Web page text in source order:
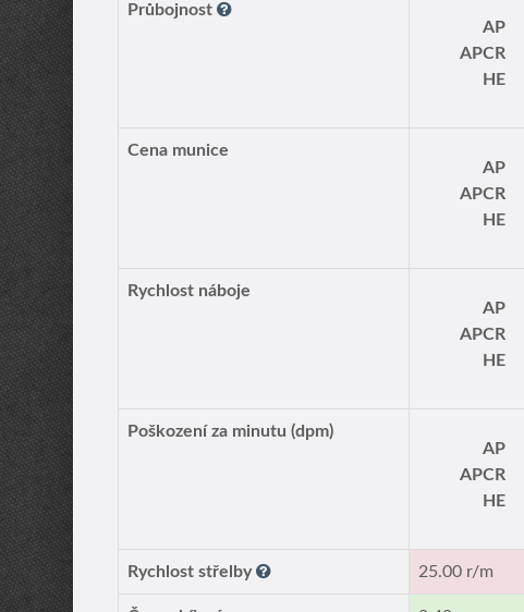
Průbojnost
AP
APCR
HE
Cena munice
AP
APCR
HE
Rychlost náboje
AP
APCR
HE
Poškození za minutu (dpm)
AP
APCR
HE
Rychlost střelby 25.00 r/m